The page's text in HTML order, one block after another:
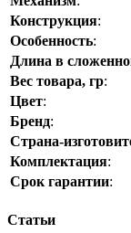
Конструкция:
Особенность:
Длина в
Вес товара, гр:
Цвет:
Бренд:
Страна-
Комплектация:
Срок гарантии:
Статьи